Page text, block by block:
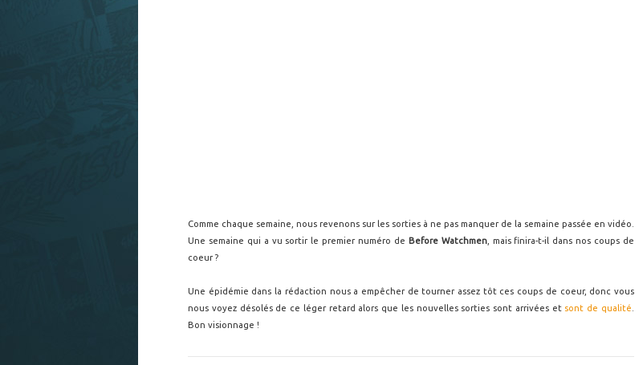
Comme chaque semaine, nous revenons sur les sorties à ne pas manquer de la semaine passée en vidéo.
Une semaine qui a vu sortir le premier numéro de Before Watchmen, mais finira-t-il dans nos coups de
coeur ?
Une épidémie dans la rédaction nous a empêcher de tourner assez tôt ces coups de coeur, donc vous
nous voyez désolés de ce léger retard alors que les nouvelles sorties sont arrivées etsont de qualité.
Bon visionnage !